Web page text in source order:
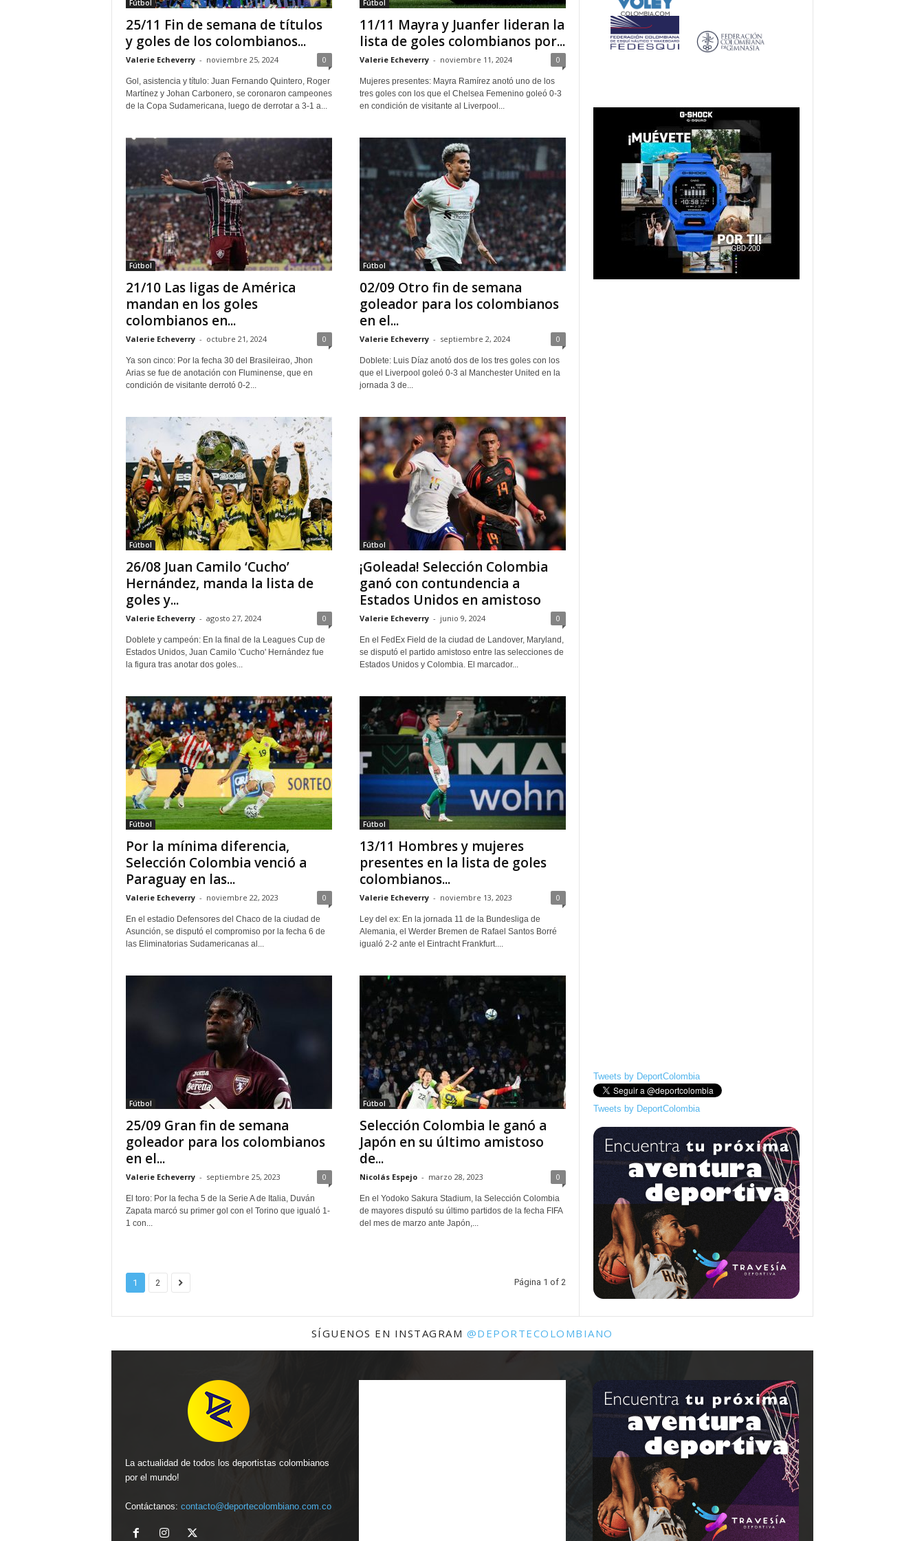
Fútbol
25/11 Fin de semana de títulos
y goles de los colombianos...
Valerie Echeverry - noviembre 25, 2024 0
Gol, asistencia y título: Juan Fernando Quintero, Roger
Martínez y Johan Carbonero, se coronaron campeones
de la Copa Sudamericana, luego de derrotar a 3-1 a...
Fútbol
11/11 Mayra y Juanfer lideran la
lista de goles colombianos por...
Valerie Echeverry - noviembre 11, 2024 0
Mujeres presentes: Mayra Ramírez anotó uno de los
tres goles con los que el Chelsea Femenino goleó 0-3
en condición de visitante al Liverpool...
Fútbol
21/10 Las ligas de América
mandan en los goles
colombianos en...
Valerie Echeverry - octubre 21, 2024 0
Ya son cinco: Por la fecha 30 del Brasileirao, Jhon
Arias se fue de anotación con Fluminense, que en
condición de visitante derrotó 0-2...
Fútbol
02/09 Otro fin de semana
goleador para los colombianos
en el...
Valerie Echeverry - septiembre 2, 2024 0
Doblete: Luis Díaz anotó dos de los tres goles con los
que el Liverpool goleó 0-3 al Manchester United en la
jornada 3 de...
Fútbol
26/08 Juan Camilo ‘Cucho’
Hernández, manda la lista de
goles y...
Valerie Echeverry - agosto 27, 2024 0
Doblete y campeón: En la final de la Leagues Cup de
Estados Unidos, Juan Camilo 'Cucho' Hernández fue
la figura tras anotar dos goles...
Fútbol
¡Goleada! Selección Colombia
ganó con contundencia a
Estados Unidos en amistoso
Valerie Echeverry - junio 9, 2024 0
En el FedEx Field de la ciudad de Landover, Maryland,
se disputó el partido amistoso entre las selecciones de
Estados Unidos y Colombia. El marcador...
Fútbol
Por la mínima diferencia,
Selección Colombia venció a
Paraguay en las...
Valerie Echeverry - noviembre 22, 2023 0
En el estadio Defensores del Chaco de la ciudad de
Asunción, se disputó el compromiso por la fecha 6 de
las Eliminatorias Sudamericanas al...
Fútbol
13/11 Hombres y mujeres
presentes en la lista de goles
colombianos...
Valerie Echeverry - noviembre 13, 2023 0
Ley del ex: En la jornada 11 de la Bundesliga de
Alemania, el Werder Bremen de Rafael Santos Borré
igualó 2-2 ante el Eintracht Frankfurt....
Fútbol
25/09 Gran fin de semana
goleador para los colombianos
en el...
Valerie Echeverry - septiembre 25, 2023 0
El toro: Por la fecha 5 de la Serie A de Italia, Duván
Zapata marcó su primer gol con el Torino que igualó 1-
1 con...
Fútbol
Selección Colombia le ganó a
Japón en su último amistoso
de...
Nicolás Espejo - marzo 28, 2023 0
En el Yodoko Sakura Stadium, la Selección Colombia
de mayores disputó su último partidos de la fecha FIFA
del mes de marzo ante Japón,...
1 2 Página 1 of 2
Tweets by DeportColombia
Tweets by DeportColombia
SÍGUENOS EN INSTAGRAM @DEPORTECOLOMBIANO
La actualidad de todos los deportistas colombianos
por el mundo!
Contáctanos: contacto@deportecolombiano.com.co